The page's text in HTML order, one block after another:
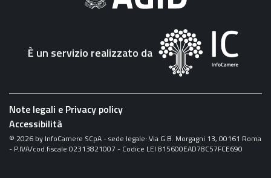
È un servizio realizzato da
Note legali e Privacy policy
Accessibilità
© 2026 by InfoCamere SCpA - sede legale: Via G.B. Morgagni 13, 00161 Roma
- P.IVA/cod.fiscale 02313821007 - Codice LEI 815600EAD78C57FCE690